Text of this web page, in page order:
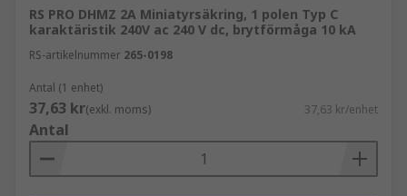
RS PRO DHMZ 2A Miniatyrsäkring, 1 polen Typ C
karaktäristik 240V ac 240 V dc, brytförmåga 10 kA
RS-artikelnummer 265-0198
Antal (1 enhet)
37,63 kr(exkl. moms) 37,63 kr/enhet
Antal